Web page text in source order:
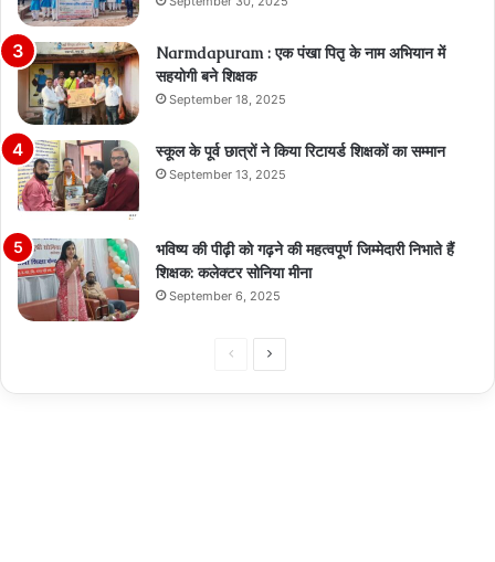
Narmdapuram : एक पंखा पितृ के नाम अभियान में
सहयोगी बने शिक्षक
September 18, 2025
स्कूल के पूर्व छात्रों ने किया रिटायर्ड शिक्षकों का सम्मान
September 13, 2025
भविष्य की पीढ़ी को गढ़ने की महत्वपूर्ण जिम्मेदारी निभाते हैं
शिक्षक: कलेक्टर सोनिया मीना
September 6, 2025
PreviousNext